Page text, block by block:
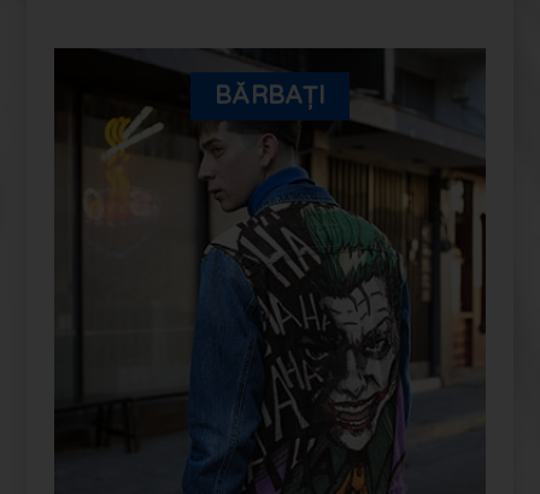
BĂRBAȚI
PERSONALIZEAZĂ-ȚI JACHETA